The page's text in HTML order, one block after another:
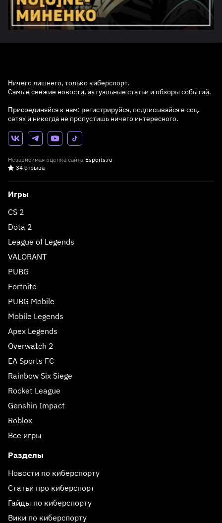
Ничего лишнего, только киберспорт.
Самые свежие новости, актуальные статьи и обзоры событий.
Присоединяйся к нам: регистрируйся, подписывайся в соц.
сетях и никогда не пропустишь ничего интересного.
Независимая оценка сайта Esports.ru
34 отзыва
Игры
CS 2
Dota 2
League of Legends
VALORANT
PUBG
Fortnite
PUBG Mobile
Mobile Legends
Apex Legends
Overwatch 2
EA Sports FC
Rainbow Six Siege
Rocket League
Genshin Impact
Roblox
Все игры
Разделы
Новости по киберспорту
Статьи про киберспорт
Гайды по киберспорту
Вики по киберспорту